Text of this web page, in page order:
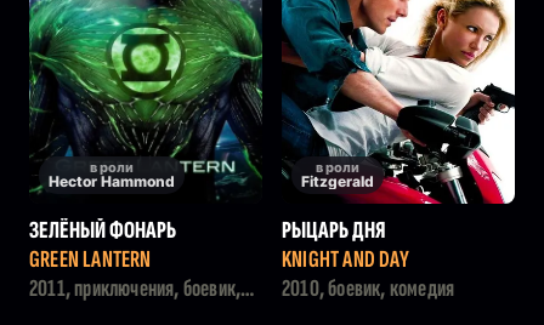
в роли
Hector Hammond
ЗЕЛЁНЫЙ ФОНАРЬ
GREEN LANTERN
2011, приключения, боевик,
в роли
Fitzgerald
РЫЦАРЬ ДНЯ
KNIGHT AND DAY
2010, боевик, комедия